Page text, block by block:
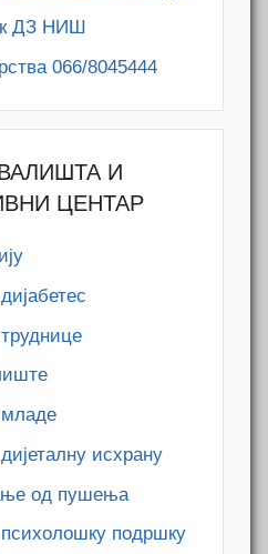
ДЗ НИШ
066/8045444
И
ЦЕНТАР
исхрану
од пушења
подршку